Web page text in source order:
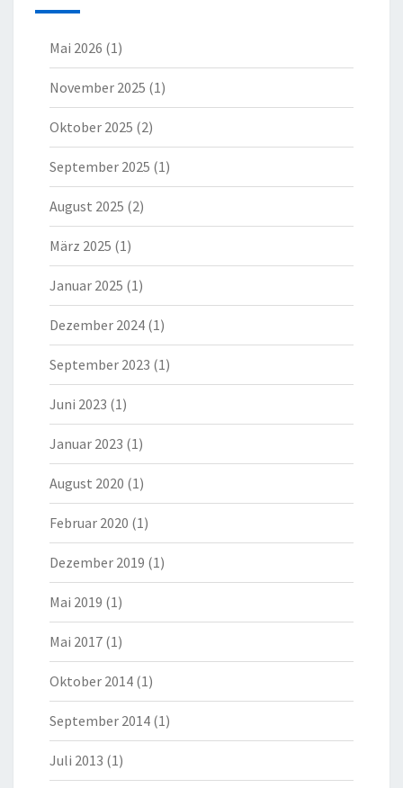
Mai 2026 (1)
November 2025 (1)
Oktober 2025 (2)
September 2025 (1)
August 2025 (2)
März 2025 (1)
Januar 2025 (1)
Dezember 2024 (1)
September 2023 (1)
Juni 2023 (1)
Januar 2023 (1)
August 2020 (1)
Februar 2020 (1)
Dezember 2019 (1)
Mai 2019 (1)
Mai 2017 (1)
Oktober 2014 (1)
September 2014 (1)
Juli 2013 (1)